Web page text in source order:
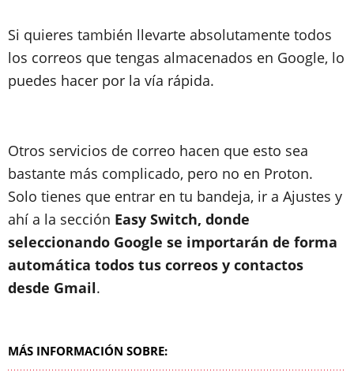
Si quieres también llevarte absolutamente todos
los correos que tengas almacenados en Google, lo
puedes hacer por la vía rápida.
Otros servicios de correo hacen que esto sea
bastante más complicado, pero no en Proton.
Solo tienes que entrar en tu bandeja, ir a Ajustes y
ahí a la sección Easy Switch, donde
seleccionando Google se importarán de forma
automática todos tus correos y contactos
desde Gmail.
MÁS INFORMACIÓN SOBRE: